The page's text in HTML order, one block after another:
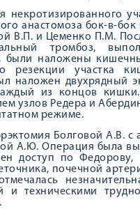
некротизированного
анастомоза бок-в-
В.П. и Цеменко П.М.
тромбоз,
были наложены
резекции участка
наложен двухрядный
из концов
узлов Редера и
режиме.
Болговой А.В.
А.Ю. Операция была
доступ по
почечной
и техническими